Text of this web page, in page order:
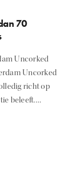
70
Uncorked
Uncorked
richt op
beleeft.…